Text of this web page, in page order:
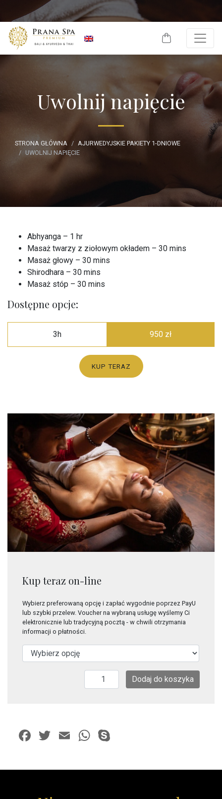
Skip to content
Uwolnij napięcie
STRONA GŁÓWNA
AJURWEDYJSKIE PAKIETY 1-DNIOWE
UWOLNIJ NAPIĘCIE
Abhyanga – 1 hr
Masaż twarzy z ziołowym okładem – 30 mins
Masaż głowy – 30 mins
Shirodhara – 30 mins
Masaż stóp – 30 mins
Dostępne opcje:
3h 950 zł
KUP TERAZ
Kup teraz on-line
Wybierz preferowaną opcję i zapłać wygodnie poprzez PayU
lub szybki przelew. Voucher na wybraną usługę wyślemy Ci
elektronicznie lub tradycyjną pocztą - w chwili otrzymania
informacji o płatności.
Uwolnij
Dodaj do koszyka
Facebook
Twitter
EmailWhatsApp